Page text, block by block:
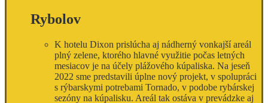
Rybolov
K hotelu Dixon prislúcha aj nádherný vonkajší areál
plný zelene, ktorého hlavné využitie počas letných
mesiacov je na účely plážového kúpaliska. Na jeseň
2022 sme predstavili úplne nový projekt, v spolupráci
s rýbarskymi potrebami Tornado, v podobe rybárskej
sezóny na kúpalisku. Areál tak ostáva v prevádzke aj